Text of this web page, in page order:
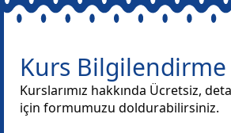
Kurs
Kurslarımız hakkında Ücretsiz,
için formumuzu doldurabilirsiniz.